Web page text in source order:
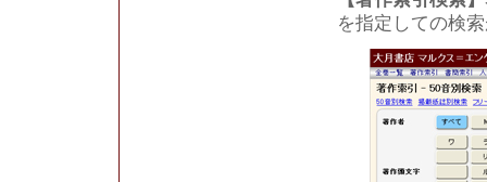
を指定しての検